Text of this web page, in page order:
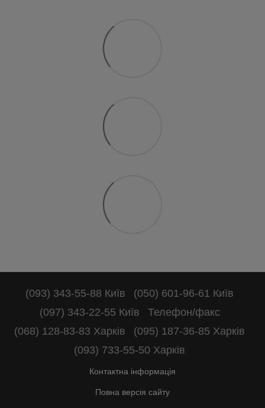
(093) 343-55-88 Київ
(050) 601-96-61 Київ
(097) 343-22-55 Київ
Телефон/факс
(068) 128-83-83 Харків
(095) 187-36-85 Харків
(093) 733-55-50 Харків
Контактна інформація
Повна версія сайту